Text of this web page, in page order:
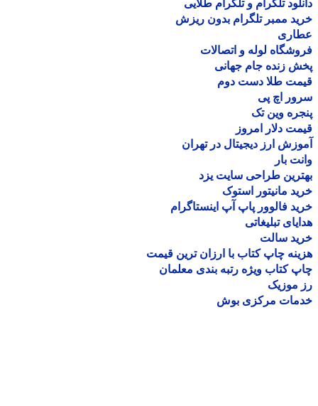
تلگرام و تلگرام طلایی
ممبر تلگرام بدون ریزش
لوله و اتصالات
زنده جام جهانی
طلا دست دوم
اچ پی
وین تک
دلار امروز
ارز دیجیتال در تهران
بار
طراحی سایت یزد
مانیتور استوک
فالوور پاپ آپ اینستاگرام
تبلیغاتی
سالت
چاپ کتاب با ارزان ترین قیمت
کتاب ویژه رتبه بندی معلمان
موزیک
مرکزی بوش